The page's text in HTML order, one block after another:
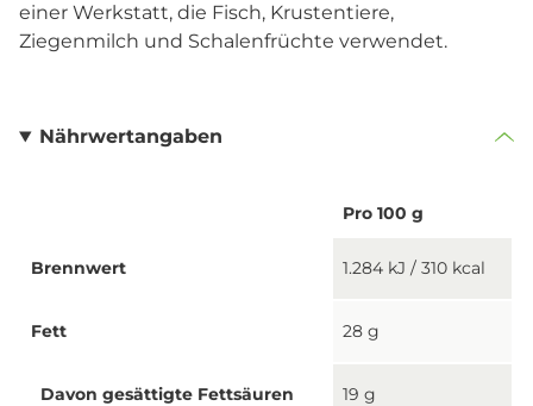
einer Werkstatt, die Fisch, Krustentiere,
Ziegenmilch und Schalenfrüchte verwendet.
Nährwertangaben
Pro 100 g
Brennwert 1.284 kJ / 310 kcal
Fett 28 g
Davon gesättigte Fettsäuren 19 g